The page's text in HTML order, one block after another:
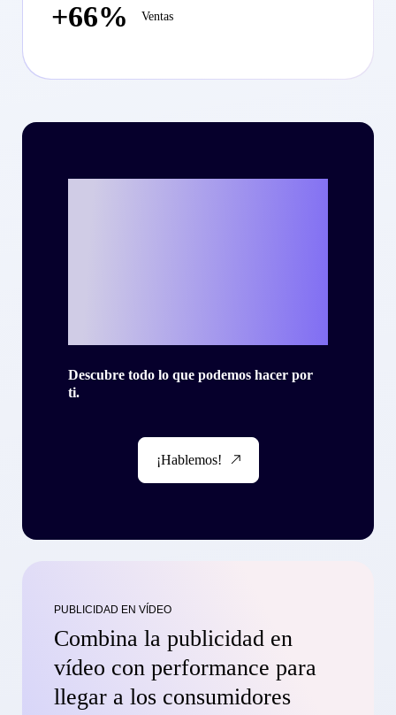
+66% Ventas
Descubre todo lo que podemos hacer por
ti.
¡Hablemos!
PUBLICIDAD EN VÍDEO
Combina la publicidad en
vídeo con performance para
llegar a los consumidores